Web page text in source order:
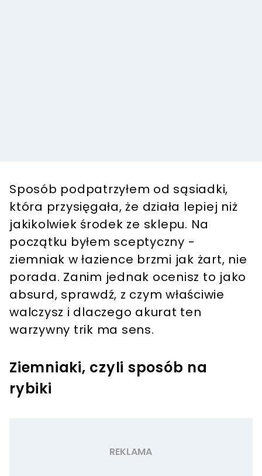
Sposób podpatrzyłem od sąsiadki,
która przysięgała, że działa lepiej niż
jakikolwiek środek ze sklepu. Na
początku byłem sceptyczny -
ziemniak w łazience brzmi jak żart, nie
porada. Zanim jednak ocenisz to jako
absurd, sprawdź, z czym właściwie
walczysz i dlaczego akurat ten
warzywny trik ma sens.
Ziemniaki, czyli sposób na
rybiki